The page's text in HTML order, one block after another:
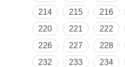
214
215 216
220
221 222
226
227 228
232
233 234